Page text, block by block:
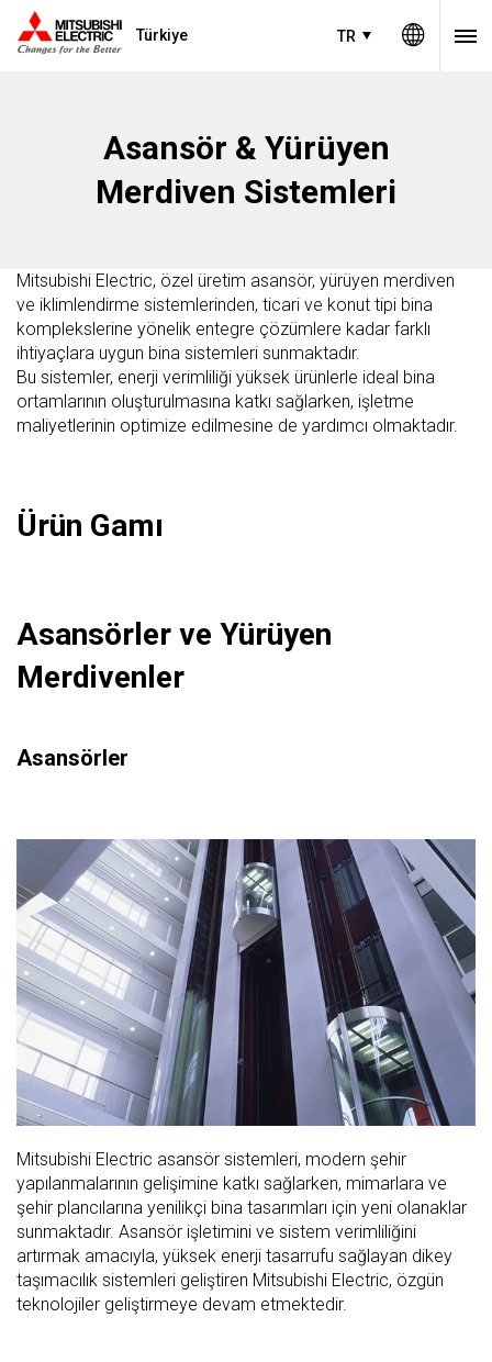
Türkiye TR
Asansör & Yürüyen
Merdiven Sistemleri
Mitsubishi Electric, özel üretim asansör, yürüyen merdiven
ve iklimlendirme sistemlerinden, ticari ve konut tipi bina
komplekslerine yönelik entegre çözümlere kadar farklı
ihtiyaçlara uygun bina sistemleri sunmaktadır.
Bu sistemler, enerji verimliliği yüksek ürünlerle ideal bina
ortamlarının oluşturulmasına katkı sağlarken, işletme
maliyetlerinin optimize edilmesine de yardımcı olmaktadır.
Ürün Gamı
Asansörler ve Yürüyen
Merdivenler
Asansörler
Mitsubishi Electric asansör sistemleri, modern şehir
yapılanmalarının gelişimine katkı sağlarken, mimarlara ve
şehir plancılarına yenilikçi bina tasarımları için yeni olanaklar
sunmaktadır. Asansör işletimini ve sistem verimliliğini
artırmak amacıyla, yüksek enerji tasarrufu sağlayan dikey
taşımacılık sistemleri geliştiren Mitsubishi Electric, özgün
teknolojiler geliştirmeye devam etmektedir.